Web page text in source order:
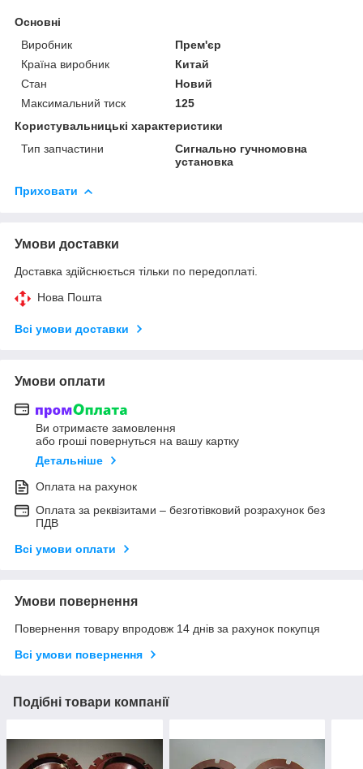
Основні
Виробник
Прем'єр
Країна виробник
Китай
Стан
Новий
Максимальний тиск
125
Користувальницькі характеристики
Тип запчастини
Сигнально гучномовна
установка
Приховати
Умови доставки
Доставка здійснюється тільки по передоплаті.
Нова Пошта
Всі умови доставки
Умови оплати
Ви отримаєте замовлення
або гроші повернуться на вашу картку
Детальніше
Оплата на рахунок
Оплата за реквізитами – безготівковий розрахунок без
ПДВ
Всі умови оплати
Умови повернення
Повернення товару впродовж 14 днів за рахунок покупця
Всі умови повернення
Подібні товари компанії